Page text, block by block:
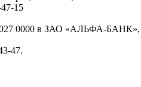
15
0000 в ЗАО «АЛЬФА-БАНК»,
47.